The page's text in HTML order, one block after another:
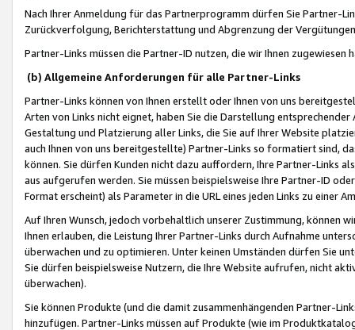
Nach Ihrer Anmeldung für das Partnerprogramm dürfen Sie Partner-
Zurückverfolgung, Berichterstattung und Abgrenzung der
Partner-Links müssen die Partner-ID nutzen, die wir Ihnen zugewiesen
(b) Allgemeine Anforderungen für alle Partner-Links
Partner-Links können von Ihnen erstellt oder Ihnen von uns
Arten von Links nicht eignet, haben Sie die Darstellung
Gestaltung und Platzierung aller Links, die Sie auf Ihrer Website
auch Ihnen von uns bereitgestellte) Partner-Links so formatiert sind,
können. Sie dürfen Kunden nicht dazu auffordern, Ihre Partner-Links
aus aufgerufen werden. Sie müssen beispielsweise Ihre Partner-ID
Format erscheint) als Parameter in die URL eines jeden Links zu einer
Auf Ihren Wunsch, jedoch vorbehaltlich unserer Zustimmung, können
Ihnen erlauben, die Leistung Ihrer Partner-Links durch Aufnahme
überwachen und zu optimieren. Unter keinen Umständen dürfen Sie
Sie dürfen beispielsweise Nutzern, die Ihre Website aufrufen, nicht
überwachen).
Sie können Produkte (und die damit zusammenhängenden Partner-
hinzufügen. Partner-Links müssen auf Produkte (wie im